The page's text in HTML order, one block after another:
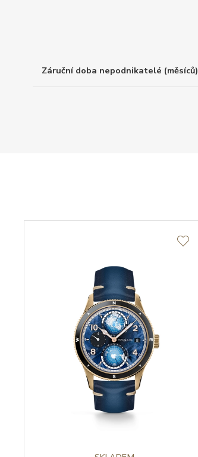
Záruční doba nepodnikatelé (měsíců)